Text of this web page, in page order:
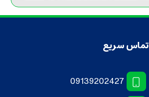
تماس سریع
09139202427